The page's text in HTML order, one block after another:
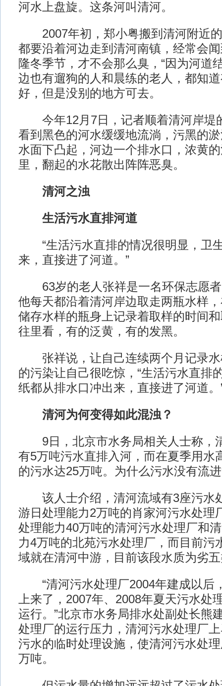
河水上盘旋。这条河叫清河。
2007年初，郑小粤搬到清河附近的
都要沿着河边走到清河南镇，经常会
隆冬季节，才不会那么臭，“因为河道
边也有遛狗的人和晨练的老人，都知
好，但是没别的地方可去。
今年12月7日，记者顺着清河岸堤
看到黑色的河水缓缓地流淌，污黑的淤
水面下凸起，河边一个排水口，浓黄
里，翻起的水花散出阵阵恶臭。
清河之浊
生活污水直排河道
“生活污水直排的情况很明显，卫
来，直接进了河道。”
63岁的老人张祥是一名环保志愿者
他每天都沿着清河岸边取走两瓶水样
储存水样的瓶身上记录着取样的时间
往里看，有的泛黄，有的发黑。
张祥说，让自己连续两个月记录水
的污染让自己很吃惊，“生活污水直排
纸都从排水口冲出来，直接进了河道。
清河为何变得如此混浊？
9日，北京市水务局相关人士称，
有5万吨污水直排入河，而在夏季用水
的污水达25万吨。为什么污水没有流
该人士介绍，清河流域有3座污水
游日处理能力2万吨的肖家河污水处理
处理能力40万吨的清河污水处理厂和
力4万吨的北苑污水处理厂，而目前污
域就在清河中游，目前该段水质为劣
“清河污水处理厂2004年建成以后
上来了，2007年、2008年夏天污水处
运行。”北京市水务局排水处副处长熊
处理厂的运行压力，清河污水处理厂
污水的临时处理设施，使清河污水处
万吨。